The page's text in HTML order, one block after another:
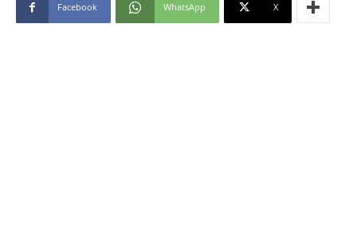
Facebook WhatsApp X